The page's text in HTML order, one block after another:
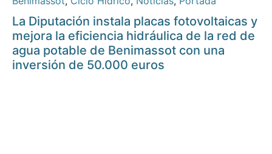
La Diputación instala placas fotovoltaicas y
mejora la eficiencia hidráulica de la red de
agua potable de Benimassot con una
inversión de 50.000 euros